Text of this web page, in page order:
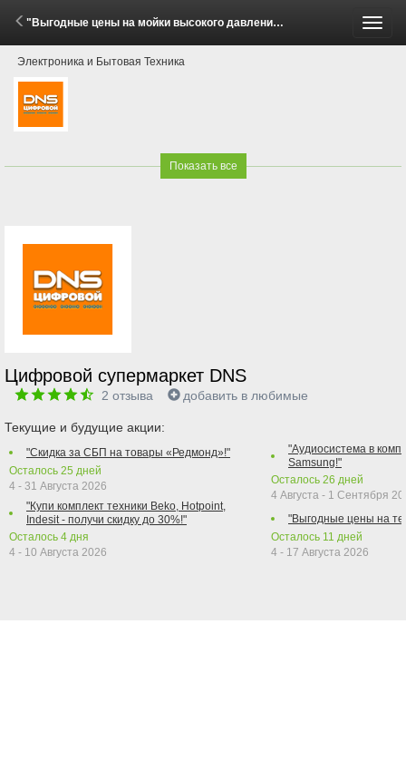
"Выгодные цены на мойки высокого давления Bort!" (23 Мая - 15 Июня 2026)
Электроника и Бытовая Техника
Показать все
Цифровой супермаркет DNS
2 отзыва добавить в любимые
Текущие и будущие акции:
"Скидка за СБП на товары «Редмонд»!"
Осталось 25 дней
4 - 31 Августа 2026
"Купи комплект техники Beko, Hotpoint,
Indesit - получи скидку до 30%!"
Осталось 4 дня
4 - 10 Августа 2026
"Аудиосистема в
Samsung!"
Осталось 26 дней
4 Августа - 1 Сентября
"Выгодные цены на
Осталось 11 дней
4 - 17 Августа 2026